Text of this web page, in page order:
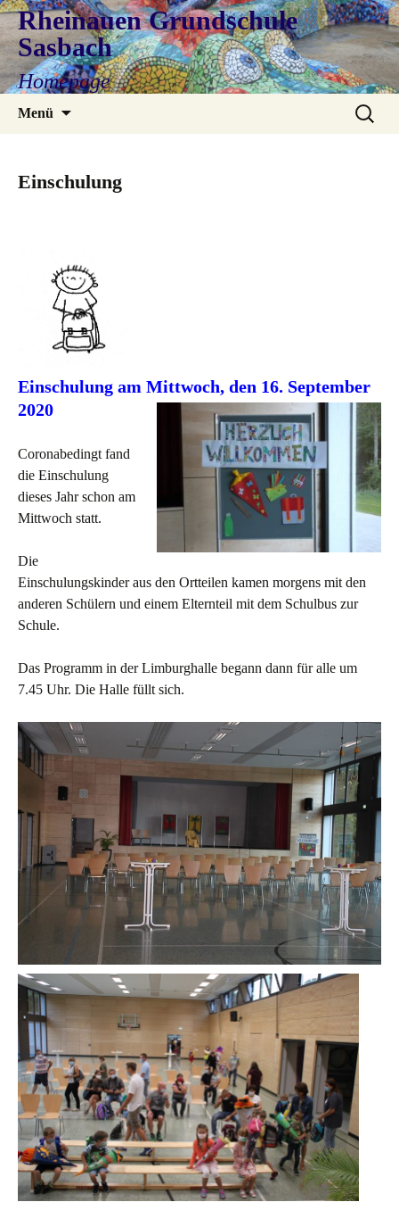
Rheinauen Grundschule
Sasbach
Homepage
Menü
Suchen
nach:
Einschulung
Einschulung am Mittwoch, den 16. September
2020
Coronabedingt fand
die Einschulung
dieses Jahr schon am
Mittwoch statt.
Die
Einschulungskinder aus den Ortteilen kamen morgens mit den
anderen Schülern und einem Elternteil mit dem Schulbus zur
Schule.
Das Programm in der Limburghalle begann dann für alle um
7.45 Uhr. Die Halle füllt sich.